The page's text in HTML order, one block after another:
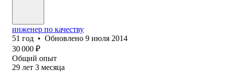
инженер по качеству
51 год • Обновлено 9 июля 2014
30 000 ₽
Общий опыт
29 лет 3 месяца